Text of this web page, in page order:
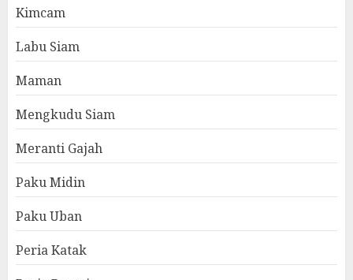
Kimcam
Labu Siam
Maman
Mengkudu Siam
Meranti Gajah
Paku Midin
Paku Uban
Peria Katak